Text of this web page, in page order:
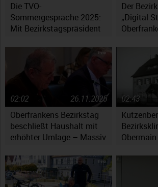
Die TVO-
Sommergespräche 2025:
Mit Bezirkstagspräsident
Der
„Digital
Oberfrankens Bezirkstag
beschließt Haushalt mit
erhöhter Umlage – Massiv
Fragen auf
26.11.2025
02:02
Obermain
02:43